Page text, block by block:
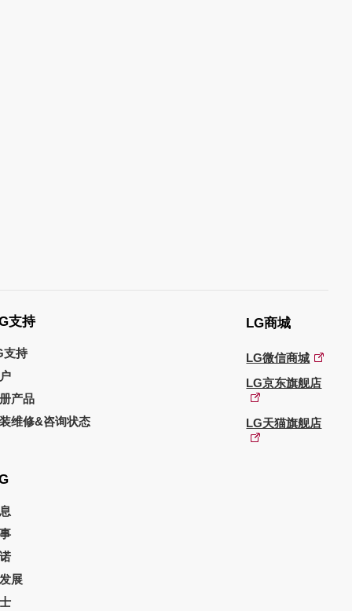
支持
支持
产品
维修&咨询状态
展
LG商城
LG微信商城
LG京东旗舰店
LG天猫旗舰店